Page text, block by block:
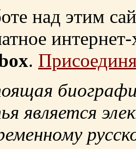
над этим
.
является